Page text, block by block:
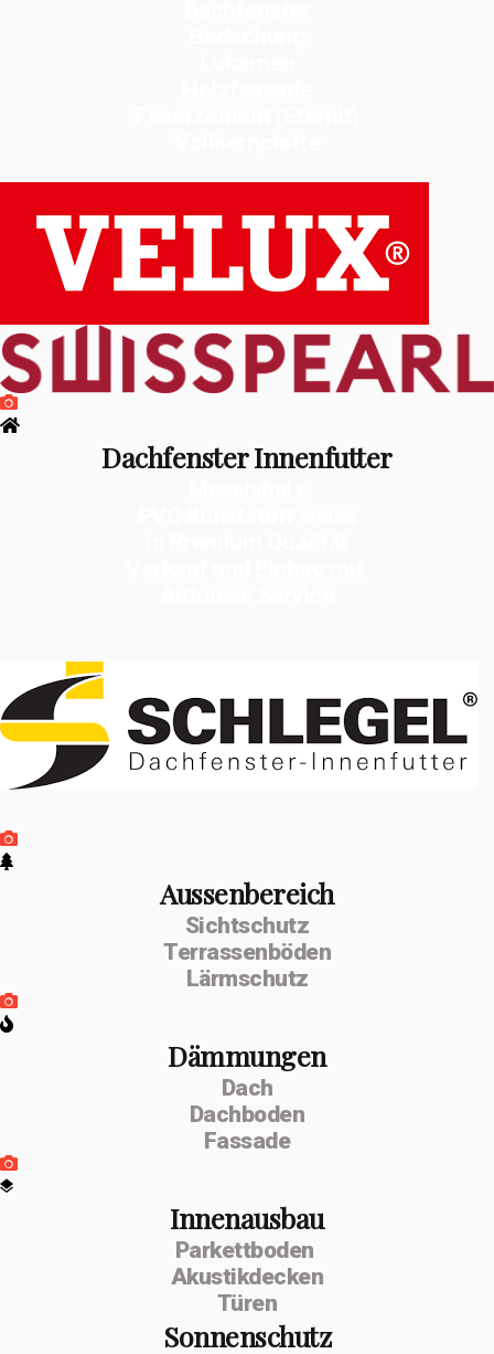
Dachfenster Innenfutter
Aussenbereich
Sichtschutz
Terrassenböden
Lärmschutz
Dämmungen
Dach
Dachboden
Fassade
Innenausbau
Parkettboden
Akustikdecken
Türen
Sonnenschutz